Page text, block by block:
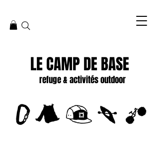
LE CAMP DE BASE
refuge & activités outdoor